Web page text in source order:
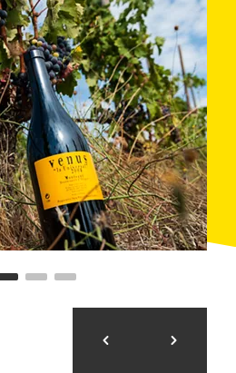
Methodedie Weine der
und Dido Blanc. Diese
Weinbergen die ihnen
den Weinbergen von 4
arbeiten. Sie bearbeiten die
Cariñena, Merlot,
Varietäten Macabeo
noch die Weinberge können